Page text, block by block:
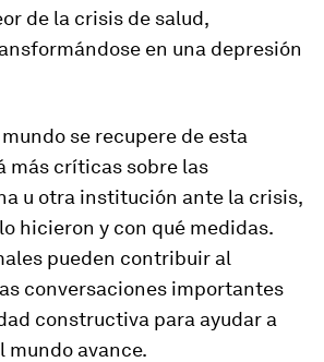
de la crisis de salud,
en una depresión
se recupere de esta
más críticas sobre las
u otra institución ante la crisis,
hicieron y con qué medidas.
pueden contribuir al
conversaciones importantes
constructiva para ayudar a
mundo avance.